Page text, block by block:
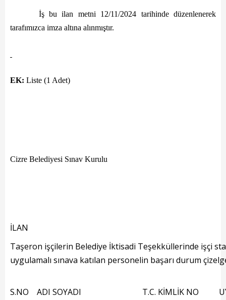
Planlanan Projeler
Haberler
Kadın Politikalar
Park & Bahçe
Foto Galeri
Videolar
İş bu ilan metni 12/11/2024 tarihinde düzenlenerek
tarafımızca imza altına alınmıştır.
EK: Liste (1 Adet)
Cizre Belediyesi Sınav Kurulu
İLAN
Taşeron işçilerin Belediye İktisadi Teşekküllerinde işçi
uygulamalı sınava katılan personelin başarı durum
S.NO ADI SOYADI T.C. KİMLİK NO